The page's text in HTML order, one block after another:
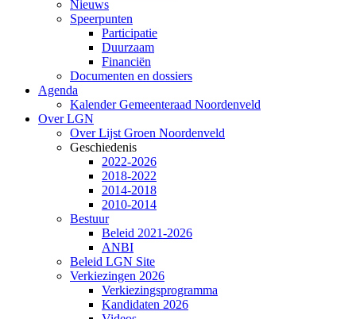
Nieuws
Speerpunten
Participatie
Duurzaam
Financiën
Documenten en dossiers
Agenda
Kalender Gemeenteraad Noordenveld
Over LGN
Over Lijst Groen Noordenveld
Geschiedenis
2022-2026
2018-2022
2014-2018
2010-2014
Bestuur
Beleid 2021-2026
ANBI
Beleid LGN Site
Verkiezingen 2026
Verkiezingsprogramma
Kandidaten 2026